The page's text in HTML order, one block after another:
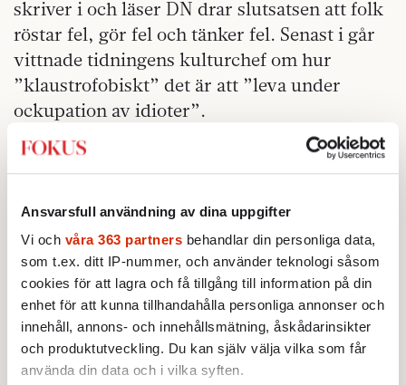
Ansvarsfull användning av dina uppgifter
Vi och våra 363 partners behandlar din personliga data,
som t.ex. ditt IP-nummer, och använder teknologi såsom
cookies för att lagra och få tillgång till information på din
enhet för att kunna tillhandahålla personliga annonser och
innehåll, annons- och innehållsmätning, åskådarinsikter
och produktutveckling. Du kan själv välja vilka som får
använda din data och i vilka syften.
skriver i och läser DN drar slutsatsen att folk
röstar fel, gör fel och tänker fel. Senast i går
vittnade tidningens kulturchef om hur
”klaustrofobiskt” det är att ”leva under
ockupation av idioter”.
Det som komma skall är kanske inte muntert,
men jag tror ändå att jag föredrar en uttalad
medelklassdiktatur, öppet ledd av
sparpsykologer och mellanchefer inom HR,
än den outtalade medelklassdiktatur som vi
levt i under åtminstone tre decennier. Mitt
enda tvivel är om de här människorna
verkligen förmår kliva fram och ta makten.
Den passiva aggressiviteten har alltid varit
medelklassens främsta vapen. Kan de övergå